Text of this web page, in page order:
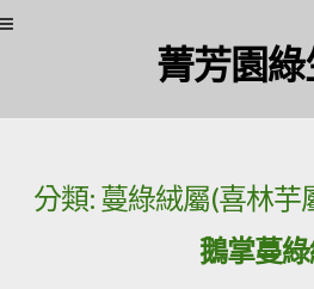
菁芳園
分類: 蔓綠絨屬(喜林芋
鵝掌蔓